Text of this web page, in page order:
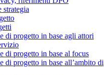
strategia
di progetto in base agli attori
di progetto in base al focus
di progetto in base all’ambito di